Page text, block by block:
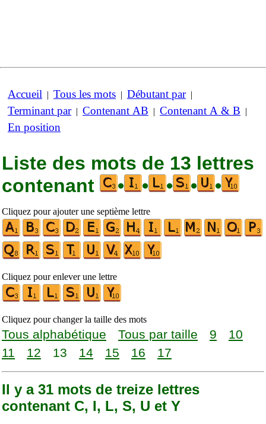
Accueil | Tous les mots | Débutant par|
Terminant par| Contenant AB | Contenant A & B |
En position
Liste des mots de 13 lettres
contenant
• • • • •
Cliquez pour ajouter une septième lettre
Cliquez pour enlever une lettre
Cliquez pour changer la taille des mots
Tous alphabétique Tous par taille 9
10
11
12 13 14 15 16 17
Il y a 31 mots de treize lettres
contenant C, I, L, S, U et Y